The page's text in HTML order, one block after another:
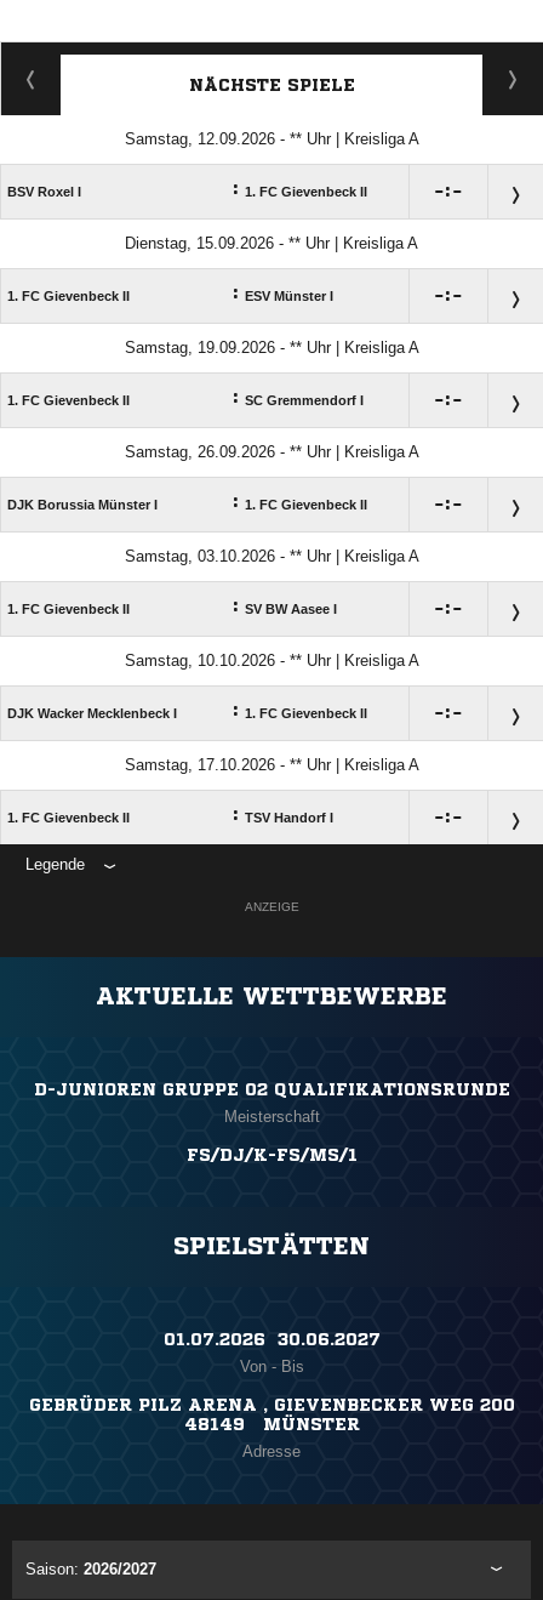
NÄCHSTE SPIELE
Samstag, 12.09.2026 - ** Uhr | Kreisliga A
BSV Roxel I : 1. FC Gievenbeck II :
Dienstag, 15.09.2026 - ** Uhr | Kreisliga A
1. FC Gievenbeck II : ESV Münster I :
Samstag, 19.09.2026 - ** Uhr | Kreisliga A
1. FC Gievenbeck II : SC Gremmendorf I :
Samstag, 26.09.2026 - ** Uhr | Kreisliga A
DJK Borussia Münster I : 1. FC Gievenbeck II :
Samstag, 03.10.2026 - ** Uhr | Kreisliga A
1. FC Gievenbeck II : SV BW Aasee I :
Samstag, 10.10.2026 - ** Uhr | Kreisliga A
DJK Wacker Mecklenbeck I : 1. FC Gievenbeck II :
Samstag, 17.10.2026 - ** Uhr | Kreisliga A
1. FC Gievenbeck II : TSV Handorf I :
Legende
ANZEIGE
AKTUELLE WETTBEWERBE
D-JUNIOREN GRUPPE 02 QUALIFIKATIONSRUNDE
Meisterschaft
FS/DJ/K-FS/MS/1
SPIELSTÄTTEN
01.07.2026 ​ 30.06.2027
Von - Bis
GEBRÜDER PILZ ARENA , GIEVENBECKER WEG 200
48149 MÜNSTER
Adresse
Saison: 2026/2027